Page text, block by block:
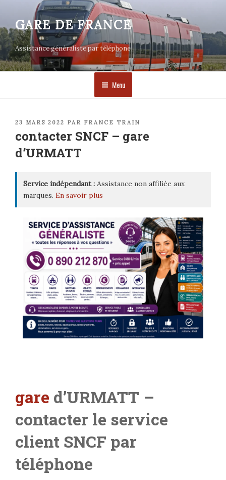
contenu
principal
GARE DE FRANCE
Assistance généraliste par téléphone
Menu
PUBLIÉ
23 MARS 2022 PAR FRANCE TRAIN
contacter SNCF – gare
d’URMATT
Service indépendant : Assistance non affiliée aux
marques. En savoir plus
gare d’URMATT –
contacter le service
client SNCF par
téléphone